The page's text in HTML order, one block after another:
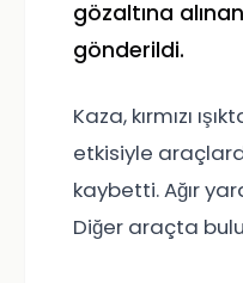
gözaltına
gönderildi.
Kaza, kırmızı
etkisiyle
kaybetti. Ağır
Diğer araçta